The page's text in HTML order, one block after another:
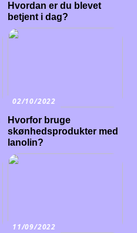
Hvordan er du blevet
betjent i dag?
02/10/2022
Hvorfor bruge
skønhedsprodukter med
lanolin?
11/09/2022